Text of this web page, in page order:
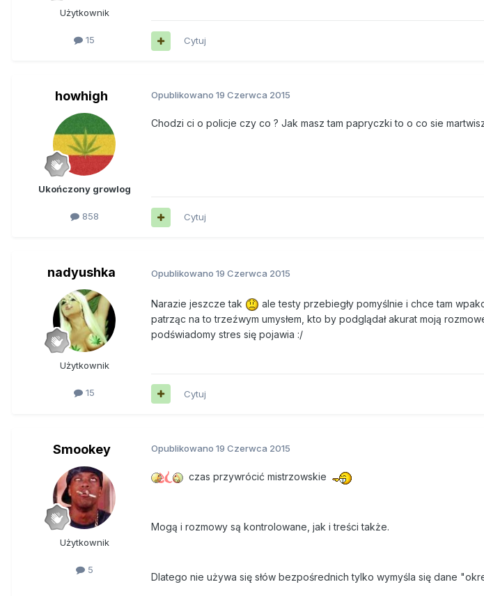
Użytkownik
15 Cytuj
howhigh
Ukończony growlog
858
Opublikowano 19 Czerwca 2015
Chodzi ci o policje czy co ? Jak masz tam papryczki to o co sie
Cytuj
nadyushka
Użytkownik
15
Opublikowano 19 Czerwca 2015
Narazie jeszcze tak
ale testy przebiegły pomyślnie i chce tam
patrząc na to trzeźwym umysłem, kto by podglądał akurat moją
podświadomy stres się pojawia :/
Cytuj
Smookey
Użytkownik
5
Opublikowano 19 Czerwca 2015
czas przywrócić mistrzowskie
Mogą i rozmowy są kontrolowane, jak i treści także.
Dlatego nie używa się słów bezpośrednich tylko wymyśla się dane